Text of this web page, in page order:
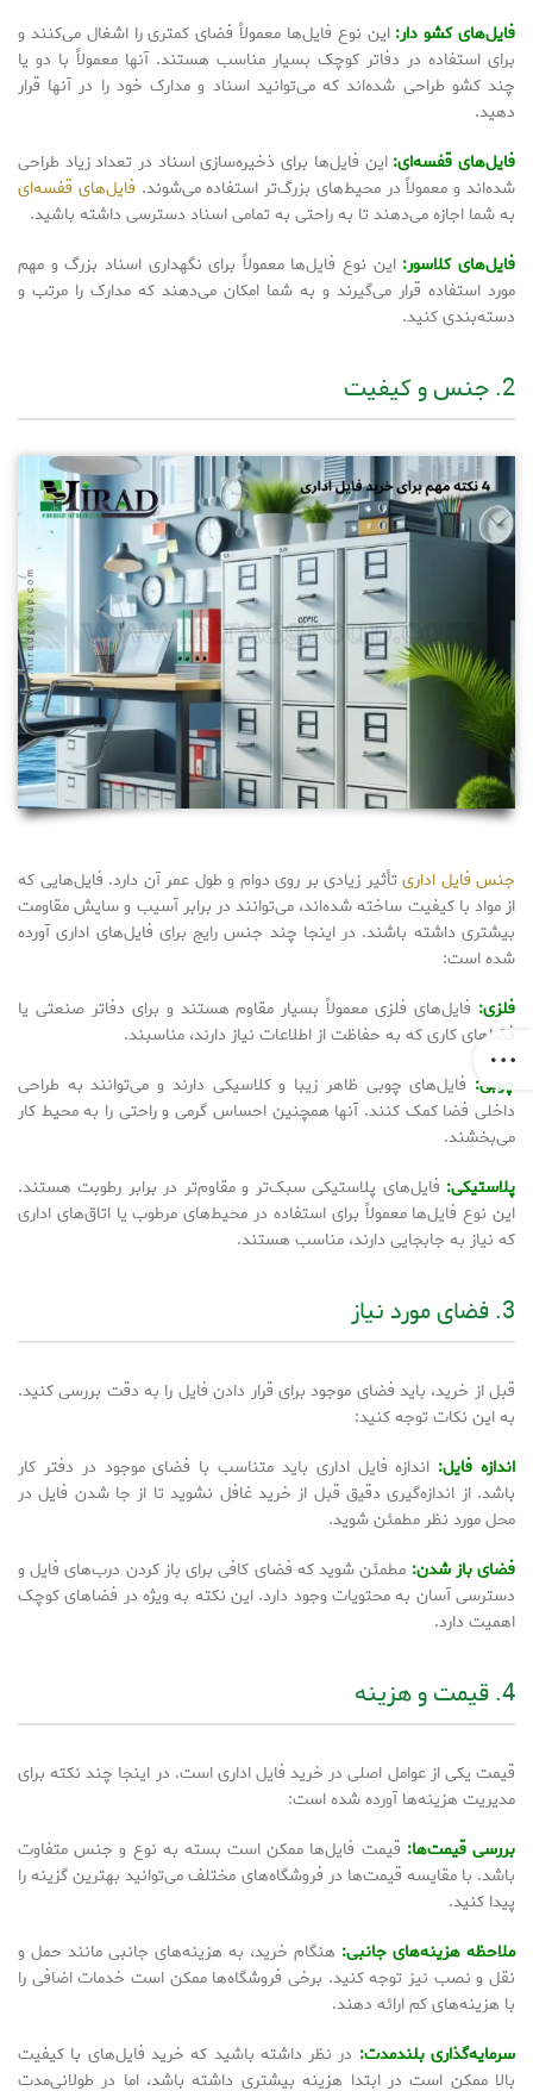
فایل‌های کشو دار: این نوع فایل‌ها معمولاً فضای کمتری را اشغال می‌کنند و
برای استفاده در دفاتر کوچک بسیار مناسب هستند. آنها معمولاً با دو یا
چند کشو طراحی شده‌اند که می‌توانید اسناد و مدارک خود را در آنها قرار
دهید.
فایل‌های قفسه‌ای:این فایل‌ها برای ذخیره‌سازی اسناد در تعداد زیاد طراحی
شده‌اند و معمولاً در محیط‌های بزرگ‌تر استفاده می‌شوند. فایل‌های قفسه‌ای
به شما اجازه می‌دهند تا به راحتی به تمامی اسناد دسترسی داشته باشید.
فایل‌های کلاسور: این نوع فایل‌ها معمولاً برای نگهداری اسناد بزرگ و مهم
مورد استفاده قرار می‌گیرند و به شما امکان می‌دهند که مدارک را مرتب و
دسته‌بندی کنید.
2. جنس و کیفیت
جنس فایل اداری تأثیر زیادی بر روی دوام و طول عمر آن دارد. فایل‌هایی که
از مواد با کیفیت ساخته شده‌اند، می‌توانند در برابر آسیب و سایش مقاومت
بیشتری داشته باشند. در اینجا چند جنس رایج برای فایل‌های اداری آورده
شده است:
فلزی: فایل‌های فلزی معمولاً بسیار مقاوم هستند و برای دفاتر صنعتی یا
فضاهای کاری که به حفاظت از اطلاعات نیاز دارند، مناسبند.
چوبی: فایل‌های چوبی ظاهر زیبا و کلاسیکی دارند و می‌توانند به طراحی
داخلی فضا کمک کنند. آنها همچنین احساس گرمی و راحتی را به محیط کار
می‌بخشند.
پلاستیکی: فایل‌های پلاستیکی سبک‌تر و مقاوم‌تر در برابر رطوبت هستند.
این نوع فایل‌ها معمولاً برای استفاده در محیط‌های مرطوب یا اتاق‌های اداری
که نیاز به جابجایی دارند، مناسب هستند.
3. فضای مورد نیاز
قبل از خرید، باید فضای موجود برای قرار دادن فایل را به دقت بررسی کنید.
به این نکات توجه کنید:
اندازه فایل: اندازه فایل اداری باید متناسب با فضای موجود در دفتر کار
باشد. از اندازه‌گیری دقیق قبل از خرید غافل نشوید تا از جا شدن فایل در
محل مورد نظر مطمئن شوید.
فضای باز شدن: مطمئن شوید که فضای کافی برای باز کردن درب‌های فایل و
دسترسی آسان به محتویات وجود دارد. این نکته به ویژه در فضاهای کوچک
اهمیت دارد.
4. قیمت و هزینه
قیمت یکی از عوامل اصلی در خرید فایل اداری است. در اینجا چند نکته برای
مدیریت هزینه‌ها آورده شده است:
بررسی قیمت‌ها: قیمت فایل‌ها ممکن است بسته به نوع و جنس متفاوت
باشد. با مقایسه قیمت‌ها در فروشگاه‌های مختلف می‌توانید بهترین گزینه را
پیدا کنید.
ملاحظه هزینه‌های جانبی: هنگام خرید، به هزینه‌های جانبی مانند حمل و
نقل و نصب نیز توجه کنید. برخی فروشگاه‌ها ممکن است خدمات اضافی را
با هزینه‌های کم ارائه دهند.
سرمایه‌گذاری بلندمدت: در نظر داشته باشید که خرید فایل‌های با کیفیت
بالا ممکن است در ابتدا هزینه بیشتری داشته باشد، اما در طولانی‌مدت